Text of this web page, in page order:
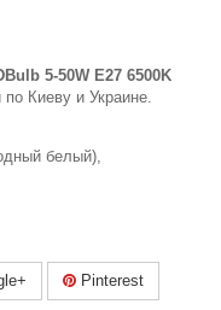
5-50W E27 6500K
по Киеву и Украине.
белый),
Pinterest